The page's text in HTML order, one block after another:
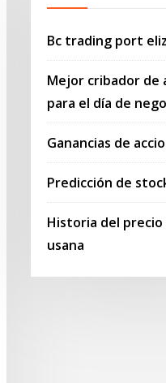
Bc trading port
Mejor cribador de
para el día de
Ganancias de
Predicción de
Historia del precio
usana